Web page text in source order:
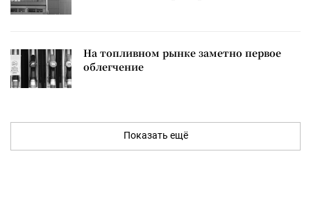
На топливном рынке заметно первое
облегчение
Показать ещё